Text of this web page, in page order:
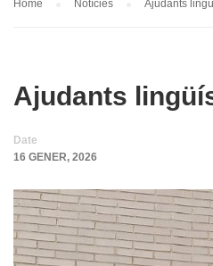
Home Notícies Ajudants
Ajudants
Date
16 GENER, 2026